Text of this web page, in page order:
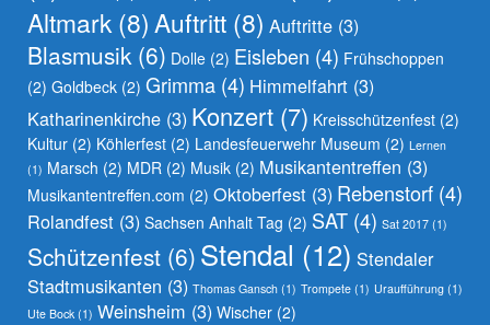
Altmark (8)Auftritt (8) Auftritte (3)
Blasmusik(6) Dolle (2) Eisleben (4) Frühschoppen
(2) Goldbeck (2) Grimma (4) Himmelfahrt (3)
Katharinenkirche (3) Konzert (7) Kreisschützenfest (2)
Kultur (2) Köhlerfest (2) Landesfeuerwehr Museum (2) Lernen
(1) Marsch (2) MDR (2) Musik (2) Musikantentreffen (3)
Musikantentreffen.com (2) Oktoberfest (3) Rebenstorf (4)
Rolandfest (3) Sachsen Anhalt Tag (2) SAT (4) Sat 2017 (1)
Schützenfest (6) Stendal (12) Stendaler
Stadtmusikanten (3) Thomas Gansch (1) Trompete (1) Uraufführung (1)
Ute Bock (1) Weinsheim (3) Wischer (2)